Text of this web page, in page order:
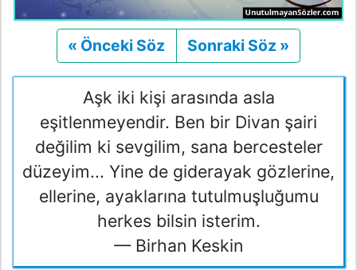
« Önceki Söz Önceki
Sonraki Söz »
Aşk iki kişi arasında asla
eşitlenmeyendir. Ben bir Divan şairi
değilim ki sevgilim, sana bercesteler
düzeyim... Yine de giderayak gözlerine,
ellerine, ayaklarına tutulmuşluğumu
herkes bilsin isterim.
— Birhan Keskin